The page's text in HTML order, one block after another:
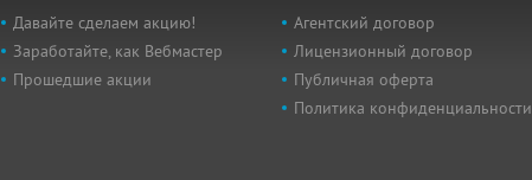
Давайте сделаем акцию!
Заработайте, как Вебмастер
Прошедшие акции
Агентский договор
Лицензионный договор
Публичная оферта
Политика конфиденциальности